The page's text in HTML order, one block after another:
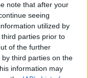
note that after your
seeing
utilized by
parties prior to
of the further
third parties on the
information may